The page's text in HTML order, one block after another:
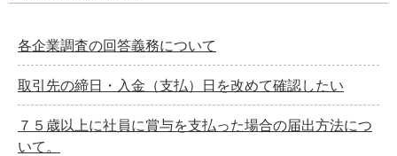
各企業調査の回答義務について
取引先の締日・入金（支払）日を改めて確認したい
７５歳以上に社員に賞与を支払った場合の届出方法につ
いて。